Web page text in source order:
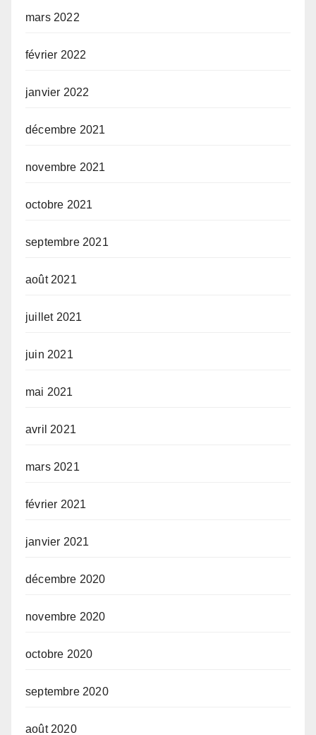
mars 2022
février 2022
janvier 2022
décembre 2021
novembre 2021
octobre 2021
septembre 2021
août 2021
juillet 2021
juin 2021
mai 2021
avril 2021
mars 2021
février 2021
janvier 2021
décembre 2020
novembre 2020
octobre 2020
septembre 2020
août 2020